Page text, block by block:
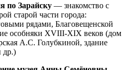
по Зарайску — знакомство с
старой части города:
рядами, Благовещенской
особняки XVIII-XIX веков (дом
А.С. Голубкиной, здание
др.)